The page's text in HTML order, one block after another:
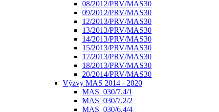
08/2012/PRV/MAS30
09/2012/PRV/MAS30
12/2013/PRV/MAS30
13/2013/PRV/MAS30
14/2013/PRV/MAS30
15/2013/PRV/MAS30
17/2013/PRV/MAS30
18/2013/PRV/MAS30
20/2014/PRV/MAS30
Výzvy MAS 2014 - 2020
MAS_030/7.4/1
MAS_030/7.2/2
MAS_030/6.4/4